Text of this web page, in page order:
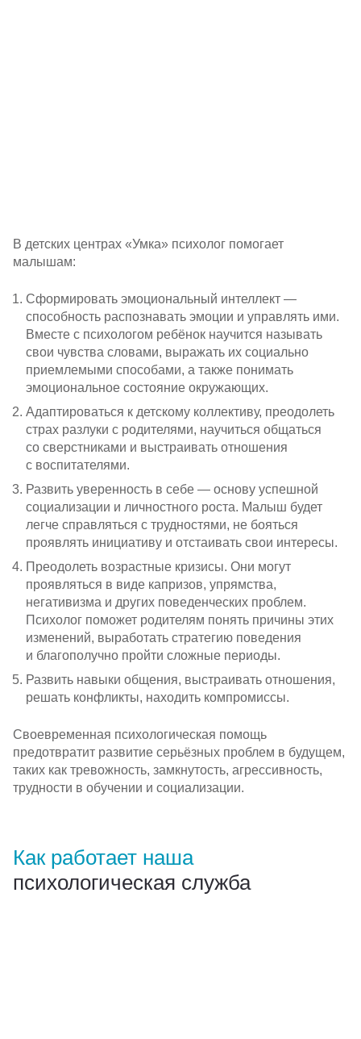
В детских центрах «Умка» психолог помогает
малышам:
Сформировать эмоциональный интеллект —
способность распознавать эмоции и управлять ими.
Вместе с психологом ребёнок научится называть
свои чувства словами, выражать их социально
приемлемыми способами, а также понимать
эмоциональное состояние окружающих.
Адаптироваться к детскому коллективу, преодолеть
страх разлуки с родителями, научиться общаться
со сверстниками и выстраивать отношения
с воспитателями.
Развить уверенность в себе — основу успешной
социализации и личностного роста. Малыш будет
легче справляться с трудностями, не бояться
проявлять инициативу и отстаивать свои интересы.
Преодолеть возрастные кризисы. Они могут
проявляться в виде капризов, упрямства,
негативизма и других поведенческих проблем.
Психолог поможет родителям понять причины этих
изменений, выработать стратегию поведения
и благополучно пройти сложные периоды.
Развить навыки общения, выстраивать отношения,
решать конфликты, находить компромиссы.
Своевременная психологическая помощь
предотвратит развитие серьёзных проблем в будущем,
таких как тревожность, замкнутость, агрессивность,
трудности в обучении и социализации.
Как работает наша
психологическая служба